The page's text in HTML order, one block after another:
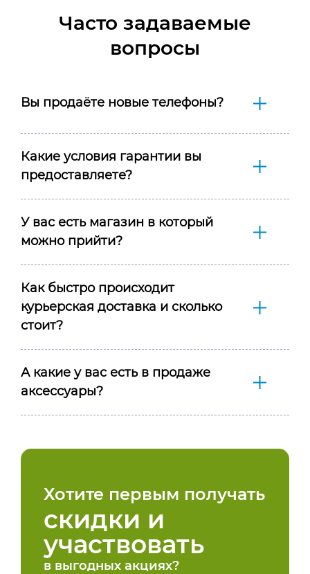
Часто задаваемые
вопросы
Вы продаёте новые телефоны?
Какие условия гарантии вы
предоставляете?
У вас есть магазин в который
можно прийти?
Как быстро происходит
курьерская доставка и сколько
стоит?
А какие у вас есть в продаже
аксессуары?
Хотите первым получать
скидки и
участвовать
в выгодных акциях?